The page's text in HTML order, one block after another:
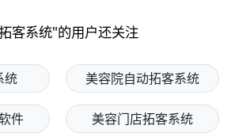
客系统"的用户还关注
统 美容院自动拓客系统
件 美容门店拓客系统